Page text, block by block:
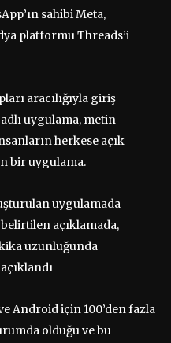
sahibi Meta,
platformu Threads’i
aracılığıyla giriş
uygulama, metin
herkese açık
bir uygulama.
uygulamada
açıklamada,
uzunluğunda
Android için 100’den fazla
olduğu ve bu